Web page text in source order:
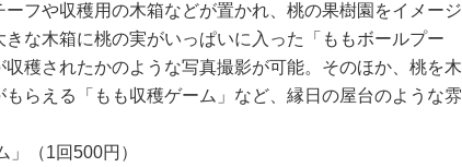
フや収穫用の木箱などが置かれ、桃の果樹園をイメージ
きな木箱に桃の実がいっぱいに入った「ももボールプー
収穫されたかのような写真撮影が可能。そのほか、桃を木
らえる「もも収穫ゲーム」など、縁日の屋台のような雰
」（1回500円）